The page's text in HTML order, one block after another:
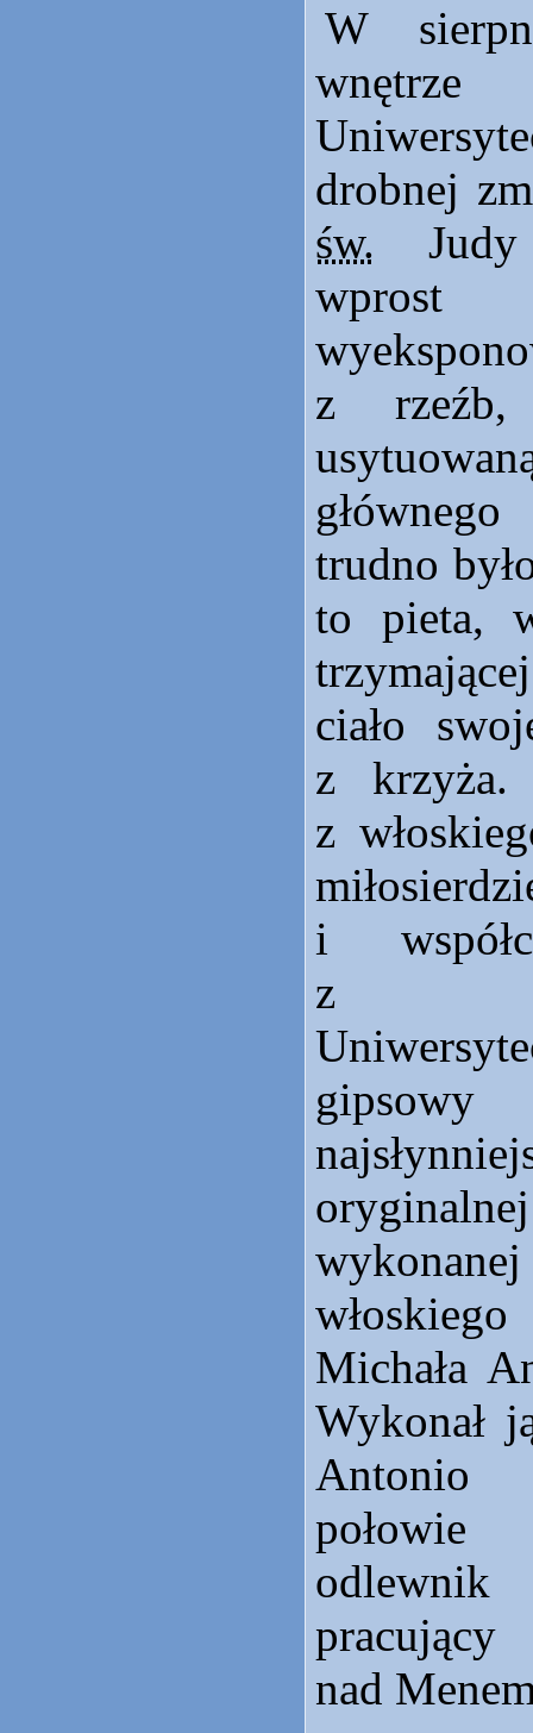
W
drobnej
św. Judy
z rzeźb,
trudno
to pieta,
ciało
z krzyża.
z
i
z
Michała
Wykonał
nad